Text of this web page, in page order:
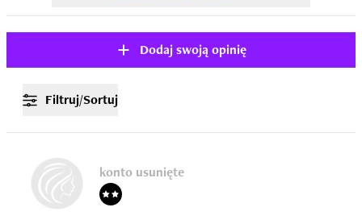
Dodaj swoją opinię
Filtruj/Sortuj
konto usunięte